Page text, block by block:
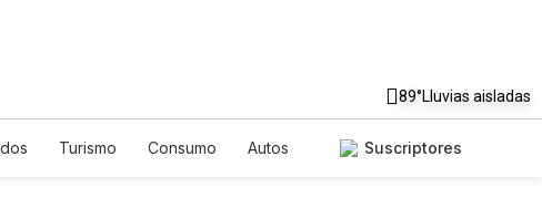
89°Lluvias aisladas
Turismo Consumo
Autos
Suscriptores